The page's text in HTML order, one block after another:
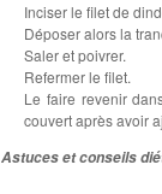
Inciser le filet de
Déposer alors la
Saler et poivrer.
Refermer le filet.
Le faire revenir
couvert après avoir
Astuces et conseils